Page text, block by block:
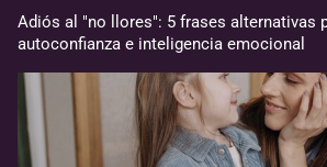
Adiós al "no llores": 5 frases alternativas
autoconfianza e inteligencia emocional